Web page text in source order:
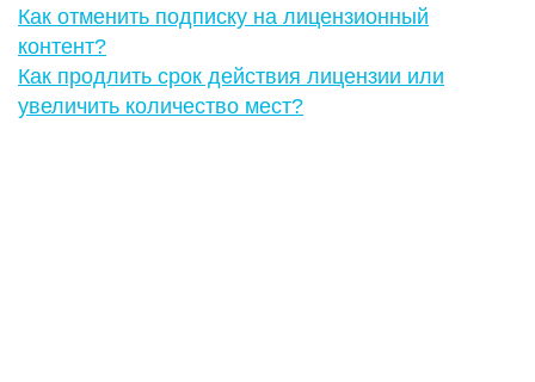
Как отменить подписку на лицензионный
контент?
Как продлить срок действия лицензии или
увеличить количество мест?